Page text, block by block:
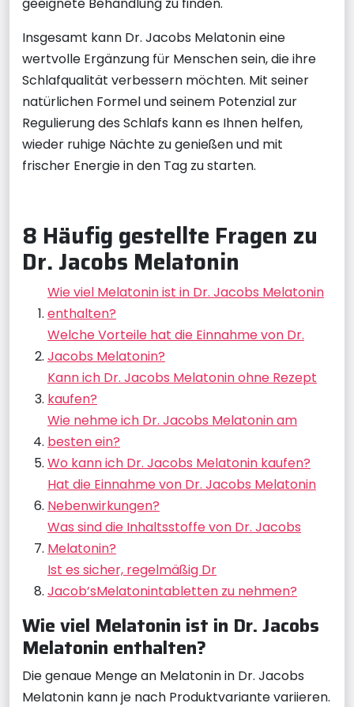
Insgesamt kann Dr. Jacobs Melatonin eine
wertvolle Ergänzung für Menschen sein, die ihre
Schlafqualität verbessern möchten. Mit seiner
natürlichen Formel und seinem Potenzial zur
Regulierung des Schlafs kann es Ihnen helfen,
wieder ruhige Nächte zu genießen und mit
frischer Energie in den Tag zu starten.
8 Häufig gestellte Fragen zu
Dr. Jacobs Melatonin
Wie viel Melatonin ist in Dr. Jacobs Melatonin
enthalten?
Welche Vorteile hat die Einnahme von Dr.
Jacobs Melatonin?
Kann ich Dr. Jacobs Melatonin ohne Rezept
kaufen?
Wie nehme ich Dr. Jacobs Melatonin am
besten ein?
Wo kann ich Dr. Jacobs Melatonin kaufen?
Hat die Einnahme von Dr. Jacobs Melatonin
Nebenwirkungen?
Was sind die Inhaltsstoffe von Dr. Jacobs
Melatonin?
Ist es sicher, regelmäßig Dr
Jacob’sMelatonintabletten zu nehmen?
Wie viel Melatonin ist in Dr. Jacobs
Melatonin enthalten?
Die genaue Menge an Melatonin in Dr. Jacobs
Melatonin kann je nach Produktvariante variieren.